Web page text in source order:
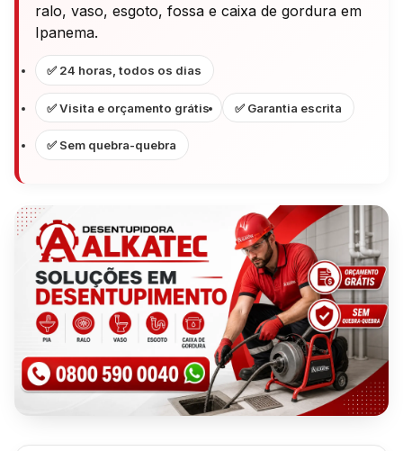
ralo, vaso, esgoto, fossa e caixa de gordura em
Ipanema.
✅ 24 horas, todos os dias
✅ Visita e orçamento grátis ✅ Garantia escrita
✅ Sem quebra-quebra